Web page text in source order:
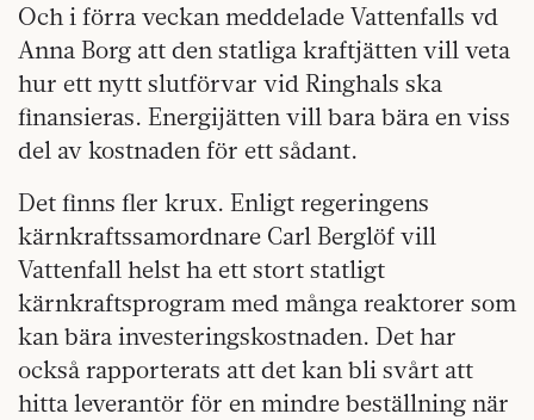
Och i förra veckan meddelade Vattenfalls vd
Anna Borg att den statliga kraftjätten vill veta
hur ett nytt slutförvar vid Ringhals ska
finansieras. Energijätten vill bara bära en viss
del av kostnaden för ett sådant.
Det finns fler krux. Enligt regeringens
kärnkraftssamordnare Carl Berglöf vill
Vattenfall helst ha ett stort statligt
kärnkraftsprogram med många reaktorer som
kan bära investeringskostnaden. Det har
också rapporterats att det kan bli svårt att
hitta leverantör för en mindre beställning när